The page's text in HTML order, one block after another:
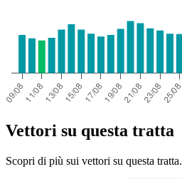
Vettori su questa tratta
Scopri di più sui vettori su questa tratta.